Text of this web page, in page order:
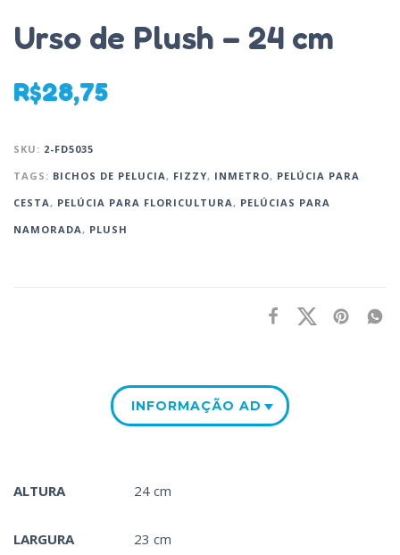
Urso de Plush – 24 cm
R$28,75
SKU: 2-FD5035
TAGS: BICHOS DE PELUCIA , FIZZY, INMETRO, PELÚCIA PARA
CESTA‎ , PELÚCIA PARA FLORICULTURA , PELÚCIAS PARA
NAMORADA , PLUSH
INFORMAÇÃO ADICIONAL
ALTURA 24 cm
LARGURA 23 cm